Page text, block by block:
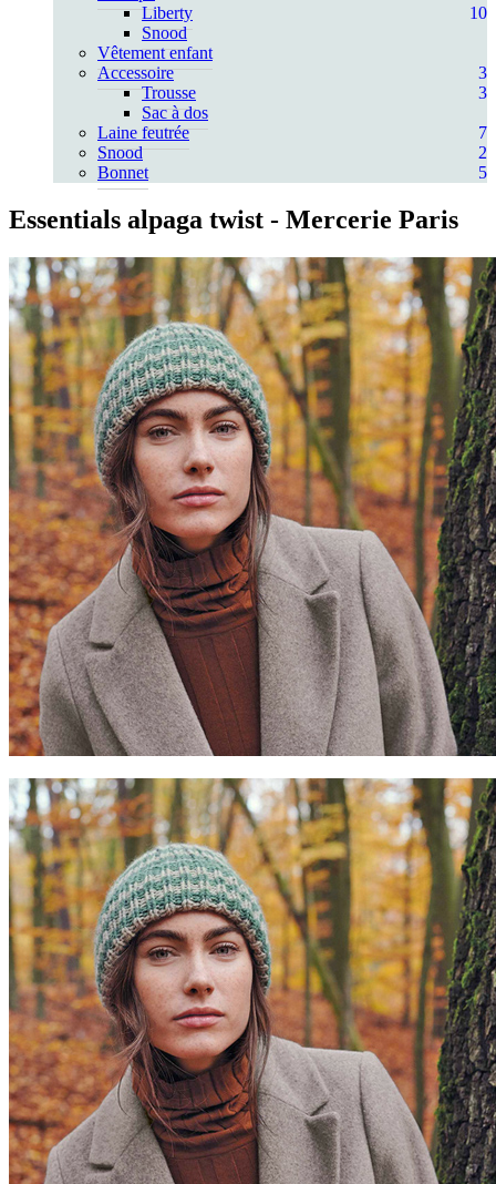
Liberty
10
Snood
Vêtement enfant
Accessoire
3
Trousse
3
Sac à dos
Laine feutrée
7
Snood
2
Bonnet
5
Essentials alpaga twist - Mercerie Paris